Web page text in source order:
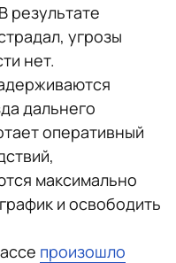
результате
угрозы
нет.
дальнего
оперативный
максимально
и освободить
произошло